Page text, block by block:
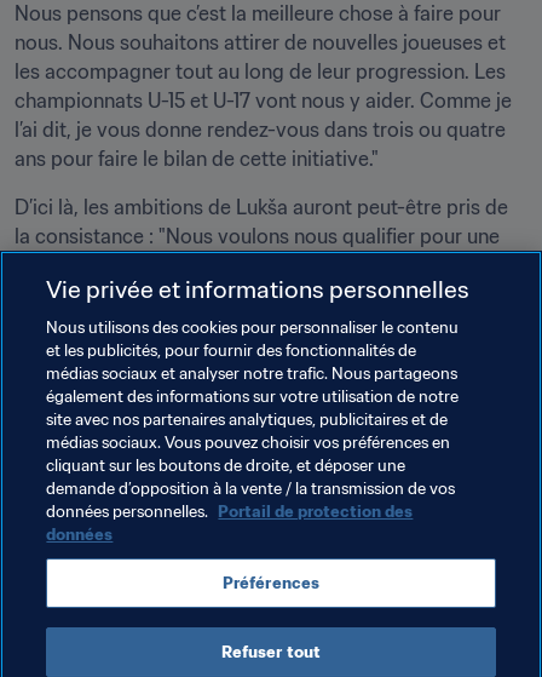
Nous pensons que c’est la meilleure chose à faire pour
nous. Nous souhaitons attirer de nouvelles joueuses et
les accompagner tout au long de leur progression. Les
championnats U-15 et U-17 vont nous y aider. Comme je
l’ai dit, je vous donne rendez-vous dans trois ou quatre
ans pour faire le bilan de cette initiative."
D’ici là, les ambitions de Lukša auront peut-être pris de
la consistance : "Nous voulons nous qualifier pour une
Monde – peu importe !"
Images fournie par la Fédération croate de football
(HNS)
Thèmes en lien
FIFA Forward Organisation
Coupe du Monde Féminine de la FIFA 2023
Croatia UEFA
Vie privée et informations personnelles
Nous utilisons des cookies pour personnaliser le contenu
et les publicités, pour fournir des fonctionnalités de
médias sociaux et analyser notre trafic. Nous partageons
également des informations sur votre utilisation de notre
site avec nos partenaires analytiques, publicitaires et de
médias sociaux. Vous pouvez choisir vos préférences en
cliquant sur les boutons de droite, et déposer une
demande d’opposition à la vente / la transmission de vos
données personnelles. Portail de protection des
données
Préférences
Refuser tout